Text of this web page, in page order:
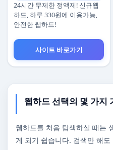
24시간 무제한 정액제! 신규웹
하드, 하루 330원에 이용가능,
안전한 웹하드!
사이트 바로가기
웹하드 선택의 몇 가지
웹하드를 처음 탐색하실 때는
게 되기 쉽습니다. 검색만 해